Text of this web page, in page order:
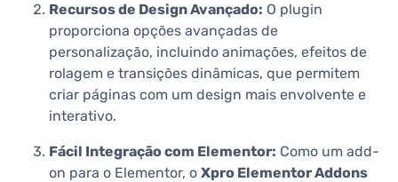
Recursos de Design Avançado: O plugin
proporciona opções avançadas de
personalização, incluindo animações, efeitos de
rolagem e transições dinâmicas, que permitem
criar páginas com um design mais envolvente e
interativo.
Fácil Integração com Elementor: Como um add-
on para o Elementor, o Xpro Elementor Addons